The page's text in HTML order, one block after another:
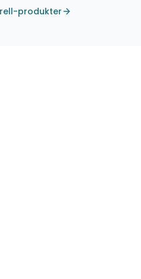
produkter